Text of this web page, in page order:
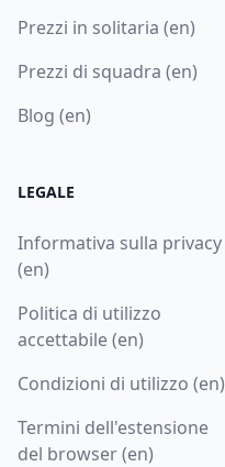
Prezzi in solitaria (en)
Prezzi di squadra (en)
Blog (en)
LEGALE
Informativa sulla privacy
(en)
Politica di utilizzo
accettabile (en)
Condizioni di utilizzo (en)
Termini dell'estensione
del browser (en)